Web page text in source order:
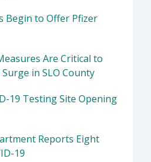
Begin to Offer Pfizer
Are Critical to
in SLO County
19 Testing Site Opening
Reports Eight
19